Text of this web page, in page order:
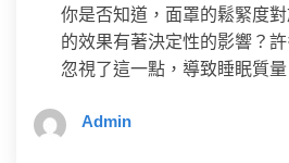
你是否知道，面罩的鬆緊度
的效果有著決定性的影響？
忽視了這一點，導致睡眠質
Admin